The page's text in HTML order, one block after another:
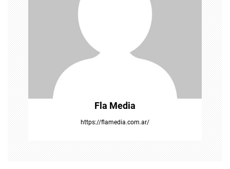
Fla Media
https://flamedia.com.ar/